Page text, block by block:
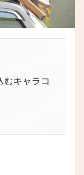
むキャラコ